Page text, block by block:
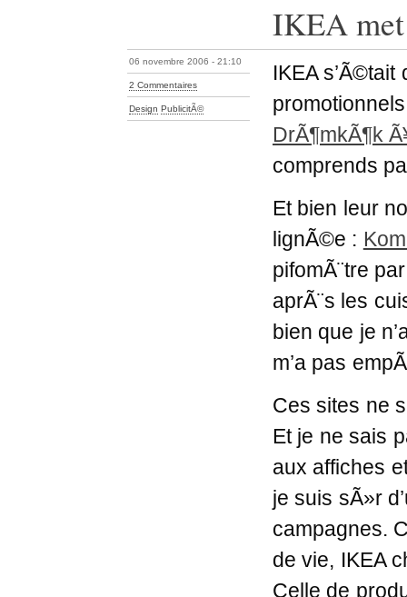
IKEA
06 novembre 2006 - 21:10
2 Commentaires
Design PublicitÃ©
IKEA
DrÃ¶mkÃ¶k
comprends
Et bien leur
lignÃ©e :
pifomÃ¨tre
aprÃ¨s les
bien que je
m’a pas
Ces sites ne
Et je ne sais
aux affiches
je suis sÃ»r
campagnes.
de vie, IKEA
Celle de